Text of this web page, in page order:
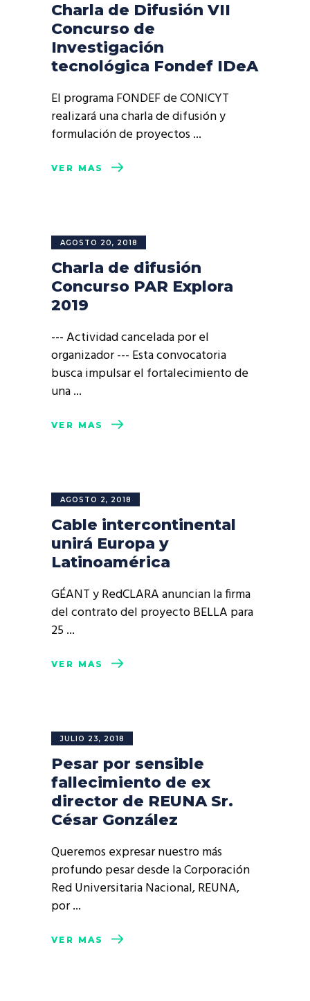
Charla de Difusión VII
Concurso de
Investigación
tecnológica Fondef IDeA
El programa FONDEF de CONICYT
realizará una charla de difusión y
formulación de proyectos
VER MÁS
AGOSTO 20, 2018
Charla de difusión
Concurso PAR Explora
2019
--- Actividad cancelada por el
organizador --- Esta convocatoria
busca impulsar el fortalecimiento de
una
VER MÁS
AGOSTO 2, 2018
Cable intercontinental
unirá Europa y
Latinoamérica
GÉANT y RedCLARA anuncian la firma
del contrato del proyecto BELLA para
25
VER MÁS
JULIO 23, 2018
Pesar por sensible
fallecimiento de ex
director de REUNA Sr.
César González
Queremos expresar nuestro más
profundo pesar desde la Corporación
Red Universitaria Nacional, REUNA,
por
VER MÁS